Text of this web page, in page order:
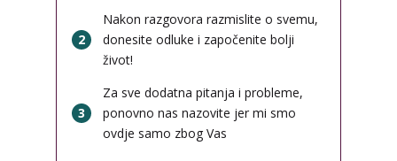
2
Nakon razgovora razmislite o svemu,
donesite odluke i započenite bolji
život!
3
Za sve dodatna pitanja i probleme,
ponovno nas nazovite jer mi smo
ovdje samo zbog Vas